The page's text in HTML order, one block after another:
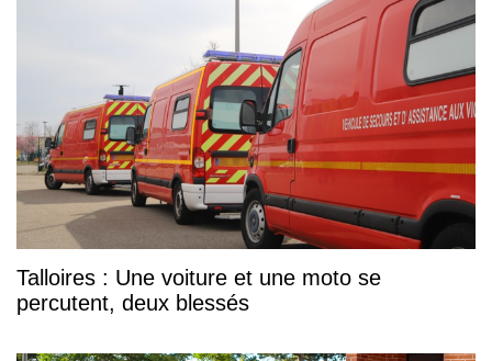
Talloires : Une voiture et une moto se
percutent, deux blessés